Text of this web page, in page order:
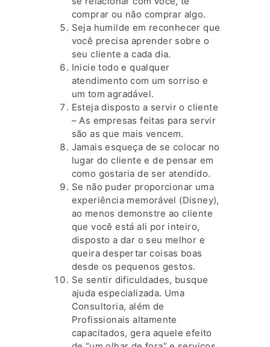
comprar ou não comprar algo.
Seja humilde em reconhecer que
você precisa aprender sobre o
seu cliente a cada dia.
Inicie todo e qualquer
atendimento com um sorriso e
um tom agradável.
Esteja disposto a servir o cliente
– As empresas feitas para servir
são as que mais vencem.
Jamais esqueça de se colocar no
lugar do cliente e de pensar em
como gostaria de ser atendido.
Se não puder proporcionar uma
experiência memorável (Disney),
ao menos demonstre ao cliente
que você está ali por inteiro,
disposto a dar o seu melhor e
queira despertar coisas boas
desde os pequenos gestos.
Se sentir dificuldades, busque
ajuda especializada. Uma
Consultoria, além de
Profissionais altamente
capacitados, gera aquele efeito